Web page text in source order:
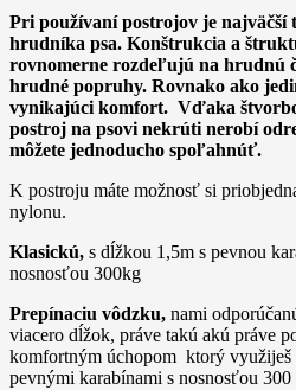
Pri používaní postrojov je najväčší
hrudníka psa. Konštrukcia a
rovnomerne rozdeľujú na hrudnú
hrudné popruhy. Rovnako ako
vynikajúci komfort. Vďaka
postroj na psovi nekrúti nerobí
môžete jednoducho spoľahnúť.
K postroju máte možnosť si
nylonu.
Klasickú, s dĺžkou 1,5m s pevnou
nosnosťou 300kg
Prepínaciu vôdzku, nami
viacero dĺžok, práve takú akú práve
komfortným úchopom ktorý využiješ
pevnými karabínami s nosnosťou 300